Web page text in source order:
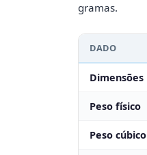
gramas.
DADO
Dimensões
Peso físico
Peso cúbico